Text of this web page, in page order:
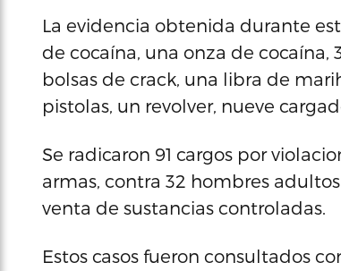
La evidencia obtenida durante
de cocaína, una onza de cocaína,
bolsas de crack, una libra de
pistolas, un revolver, nueve
Se radicaron 91 cargos por
armas, contra 32 hombres
venta de sustancias controladas.
Estos casos fueron consultados